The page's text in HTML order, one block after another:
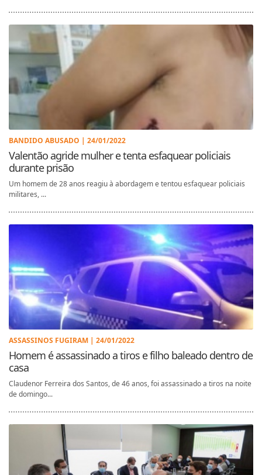
BANDIDO ABUSADO | 24/01/2022
Valentão agride mulher e tenta esfaquear policiais
durante prisão
Um homem de 28 anos reagiu à abordagem e tentou esfaquear policiais
militares, ...
ASSASSINOS FUGIRAM | 24/01/2022
Homem é assassinado a tiros e filho baleado dentro de
casa
Claudenor Ferreira dos Santos, de 46 anos, foi assassinado a tiros na noite
de domingo...